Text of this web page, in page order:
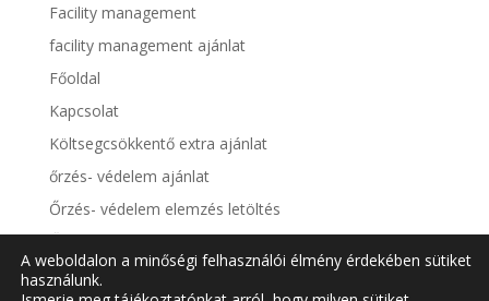
Facility management
facility management ajánlat
Főoldal
Kapcsolat
Költsegcsökkentő extra ajánlat
őrzés- védelem ajánlat
Őrzés- védelem elemzés letöltés
Őrzés-védelem
Tűzvédelem
A weboldalon a minőségi felhasználói élmény érdekében sütiket
használunk.